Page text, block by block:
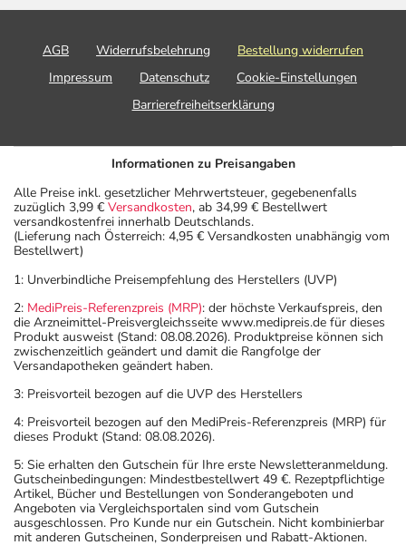
AGB Widerrufsbelehrung
Bestellung widerrufen
Impressum
Datenschutz
Cookie-Einstellungen
Barrierefreiheitserklärung
Informationen zu Preisangaben
Alle Preise inkl. gesetzlicher Mehrwertsteuer, gegebenenfalls
zuzüglich 3,99 € Versandkosten, ab 34,99 € Bestellwert
versandkostenfrei innerhalb Deutschlands.
(Lieferung nach Österreich: 4,95 € Versandkosten unabhängig vom
Bestellwert)
1: Unverbindliche Preisempfehlung des Herstellers (UVP)
2: MediPreis-Referenzpreis (MRP): der höchste Verkaufspreis, den
die Arzneimittel-Preisvergleichsseite www.medipreis.de für dieses
Produkt ausweist (Stand: 08.08.2026). Produktpreise können sich
zwischenzeitlich geändert und damit die Rangfolge der
Versandapotheken geändert haben.
3: Preisvorteil bezogen auf die UVP des Herstellers
4: Preisvorteil bezogen auf den MediPreis-Referenzpreis (MRP) für
dieses Produkt (Stand: 08.08.2026).
5: Sie erhalten den Gutschein für Ihre erste Newsletteranmeldung.
Gutscheinbedingungen: Mindestbestellwert 49 €. Rezeptpflichtige
Artikel, Bücher und Bestellungen von Sonderangeboten und
Angeboten via Vergleichsportalen sind vom Gutschein
ausgeschlossen. Pro Kunde nur ein Gutschein. Nicht kombinierbar
mit anderen Gutscheinen, Sonderpreisen und Rabatt-Aktionen.